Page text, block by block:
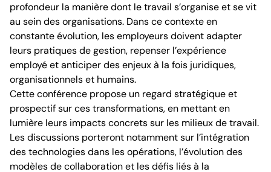
profondeur la manière dont le travail s’organise et se vit
au sein des organisations. Dans ce contexte en
constante évolution, les employeurs doivent adapter
leurs pratiques de gestion, repenser l’expérience
employé et anticiper des enjeux à la fois juridiques,
organisationnels et humains.
Cette conférence propose un regard stratégique et
prospectif sur ces transformations, en mettant en
lumière leurs impacts concrets sur les milieux de travail.
Les discussions porteront notamment sur l’intégration
des technologies dans les opérations, l’évolution des
modèles de collaboration et les défis liés à la